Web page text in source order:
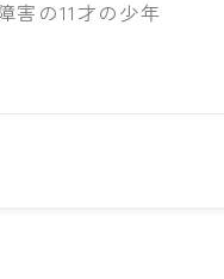
害の11才の少年